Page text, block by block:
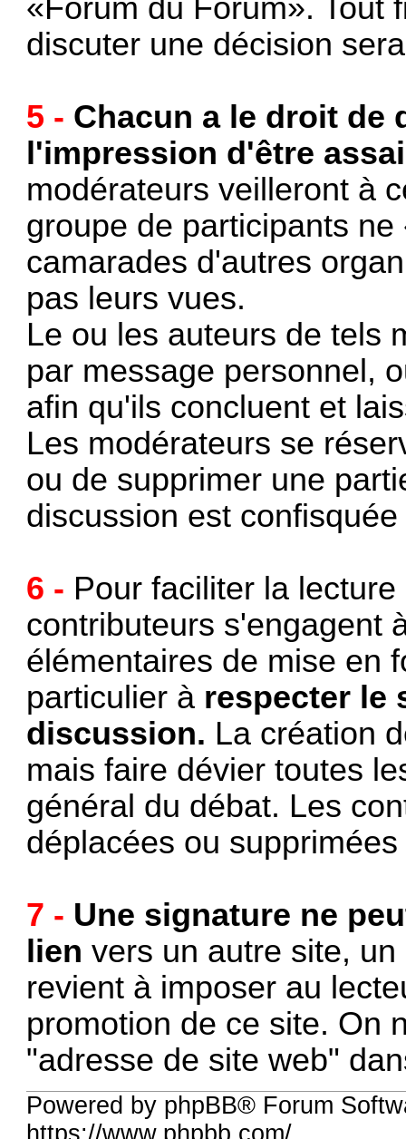
«Forum du Forum». Tout
discuter une décision
5 - Chacun a le droit de
l'impression d'être
modérateurs veilleront à
groupe de participants
camarades d'autres
pas leurs vues.
Le ou les auteurs de tels
par message personnel,
afin qu'ils concluent et
Les modérateurs se
ou de supprimer une
discussion est
6 - Pour faciliter la
contributeurs s'engagent
élémentaires de mise en
particulier à respecter le
discussion. La création
mais faire dévier toutes
général du débat. Les
déplacées ou
7 - Une signature ne
lienvers un autre site,
revient à imposer au
promotion de ce site. On
"adresse de site web"
Powered by phpBB® Forum